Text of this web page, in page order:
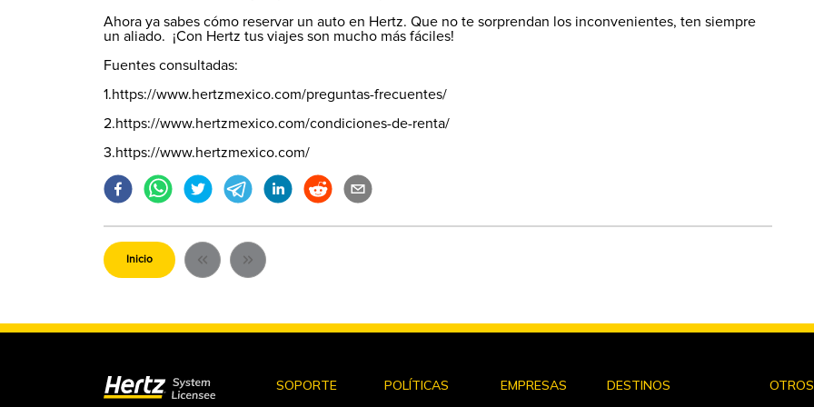
Ahora ya sabes cómo reservar un auto en Hertz. Que no te sorprendan los inconvenientes, ten siempre
un aliado. ¡Con Hertz tus viajes son mucho más fáciles!
Fuentes consultadas:
1.https://www.hertzmexico.com/preguntas-frecuentes/
2.https://www.hertzmexico.com/condiciones-de-renta/
3.https://www.hertzmexico.com/
Inicio
SOPORTE
POLÍTICAS
EMPRESAS
DESTINOS
OTROS